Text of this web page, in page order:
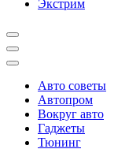
Экстрим
Авто советы
Автопром
Вокруг авто
Гаджеты
Тюнинг